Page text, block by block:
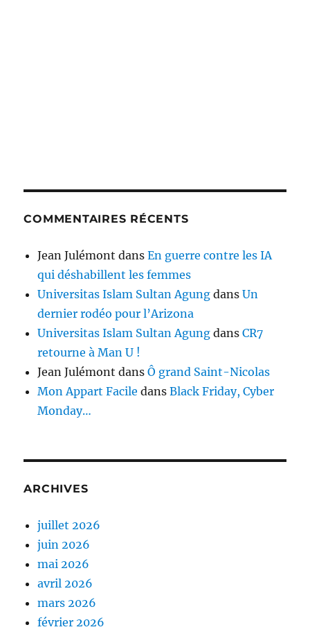
COMMENTAIRES RÉCENTS
Jean Julémont dansEn guerre contre les IA
qui déshabillent les femmes
Universitas Islam Sultan Agung dansUn
dernier rodéo pour l’Arizona
Universitas Islam Sultan Agung dansCR7
retourne à Man U !
Jean Julémont dansÔ grand Saint-Nicolas
Mon Appart Facile dansBlack Friday, Cyber
Monday…
ARCHIVES
juillet 2026
juin 2026
mai 2026
avril 2026
mars 2026
février 2026